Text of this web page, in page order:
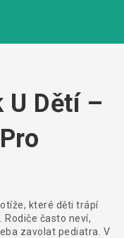
U Dětí –
které děti trápí
Rodiče často neví,
zavolat pediatra. V